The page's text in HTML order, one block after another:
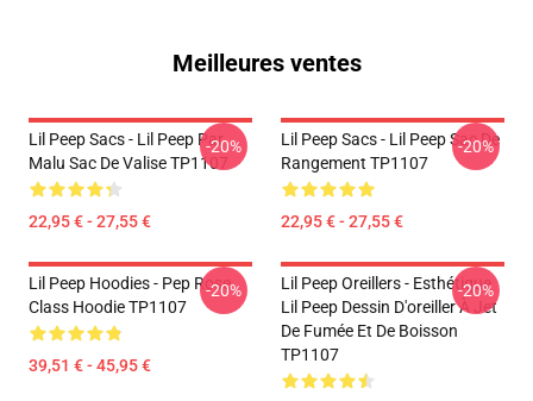
Meilleures ventes
Lil Peep Sacs - Lil Peep Par
Malu Sac De Valise TP1107
22,95 € - 27,55 €
-20%
Lil Peep Sacs - Lil Peep Sac De
Rangement TP1107
22,95 € - 27,55 €
-20%
Lil Peep Hoodies - Pep Rose
Class Hoodie TP1107
39,51 € - 45,95 €
-20%
Lil Peep Oreillers - Esthétique
Lil Peep Dessin D'oreiller À Jet
De Fumée Et De Boisson
TP1107
-20%